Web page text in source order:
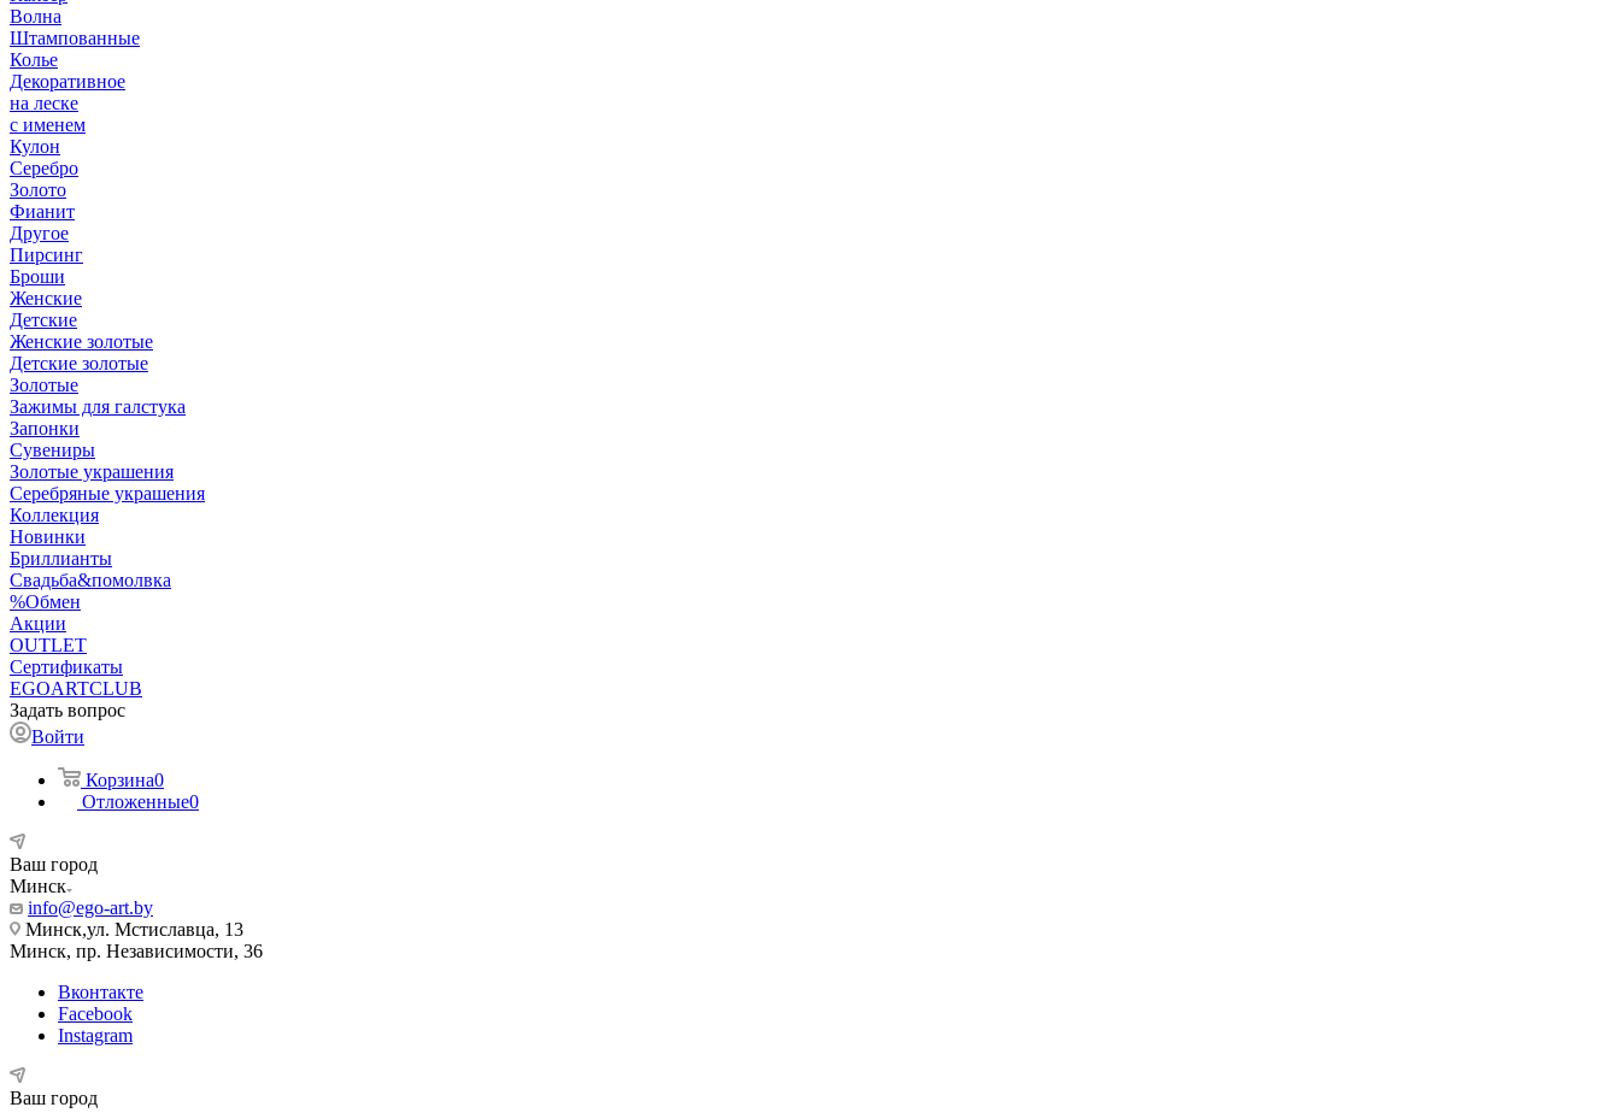
Волна
Штампованные
Колье
Декоративное
на леске
с именем
Кулон
Серебро
Золото
Фианит
Другое
Пирсинг
Броши
Женские
Детские
Женские золотые
Детские золотые
Золотые
Зажимы для галстука
Запонки
Сувениры
Золотые украшения
Серебряные украшения
Коллекция
Новинки
Бриллианты
Свадьба&помолвка
%Обмен
Акции
OUTLET
Сертификаты
EGOARTCLUB
Задать вопрос
Войти
Корзина0
Отложенные0
Ваш город
Минск
info@ego-art.by
Минск,ул. Мстиславца, 13
Минск, пр. Независимости, 36
Вконтакте
Facebook
Instagram
Ваш город